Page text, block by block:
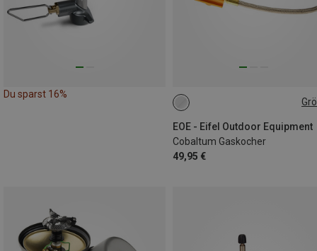
Du sparst 16%
EOE - Eifel Outdoor Equipment
Cobaltum Gaskocher
49,95 €
ONE SIZE